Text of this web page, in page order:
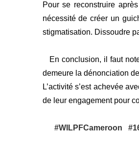
Pour se reconstruire
nécessité de créer un
stigmatisation. Dissoudre
En conclusion, il faut
demeure la dénonciation
L’activité s’est achevée
de leur engagement pour
#WILPFCameroon